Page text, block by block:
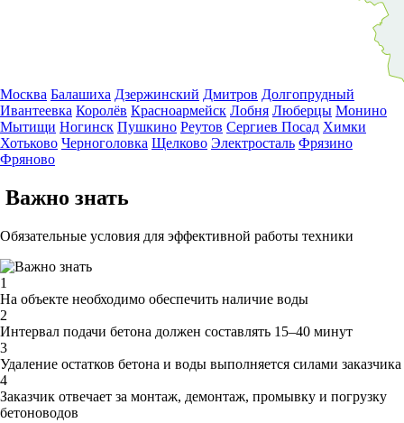
Москва Балашиха Дзержинский Дмитров Долгопрудный
Ивантеевка Королёв Красноармейск Лобня Люберцы Монино
Мытищи Ногинск Пушкино Реутов Сергиев Посад Химки
Хотьково Черноголовка Щелково Электросталь Фрязино
Фряново
Важно знать
Обязательные условия для эффективной работы техники
1
На объекте необходимо обеспечить наличие воды
2
Интервал подачи бетона должен составлять 15–40 минут
3
Удаление остатков бетона и воды выполняется силами заказчика
4
Заказчик отвечает за монтаж, демонтаж, промывку и погрузку
бетоноводов